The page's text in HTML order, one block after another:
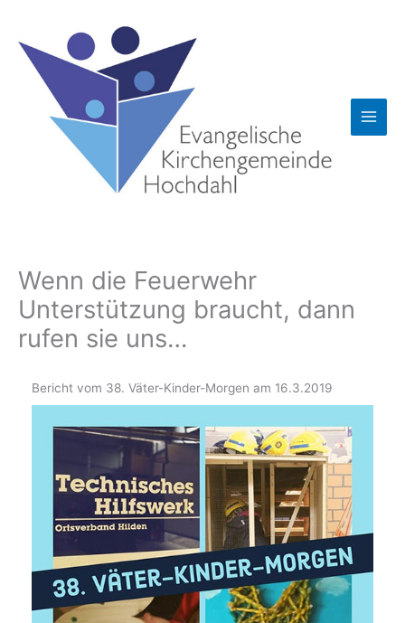
springen
Wenn die Feuerwehr
Unterstützung braucht, dann
rufen sie uns…
Bericht vom 38. Väter-Kinder-Morgen am 16.3.2019